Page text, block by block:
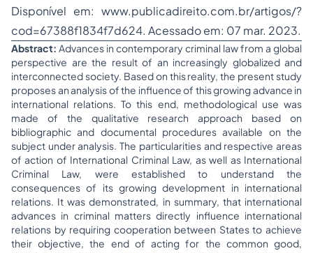
Disponível em: www.publicadireito.com.br/artigos/?
cod=67388f1834f7d624. Acessado em: 07 mar. 2023.
Abstract: Advances in contemporary criminal law from a global
perspective are the result of an increasingly globalized and
interconnected society. Based on this reality, the present study
proposes an analysis of the influence of this growing advance in
international relations. To this end, methodological use was
made of the qualitative research approach based on
bibliographic and documental procedures available on the
subject under analysis. The particularities and respective areas
of action of International Criminal Law, as well as International
Criminal Law, were established to understand the
consequences of its growing development in international
relations. It was demonstrated, in summary, that international
advances in criminal matters directly influence international
relations by requiring cooperation between States to achieve
their objective, the end of acting for the common good,